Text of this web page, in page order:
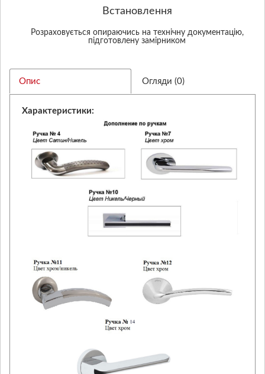
Встановлення
Розраховується опираючись на технічну документацію,
підготовлену замірником
Опис Огляди (0)
Характеристики: